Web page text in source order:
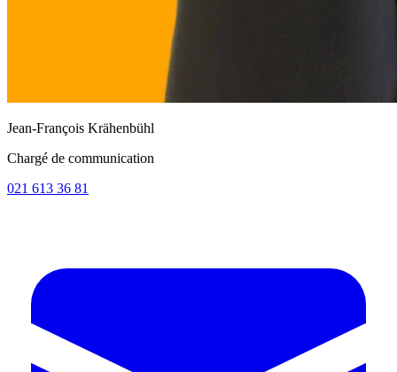
Jean-François Krähenbühl
Chargé de communication
021 613 36 81